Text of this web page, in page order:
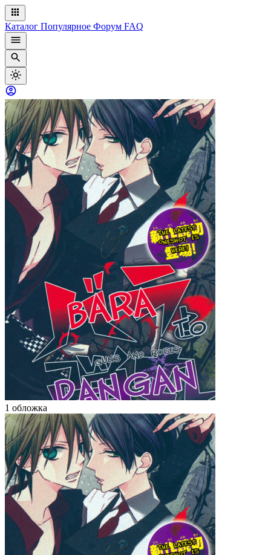
Каталог Популярное Форум FAQ
1 обложка